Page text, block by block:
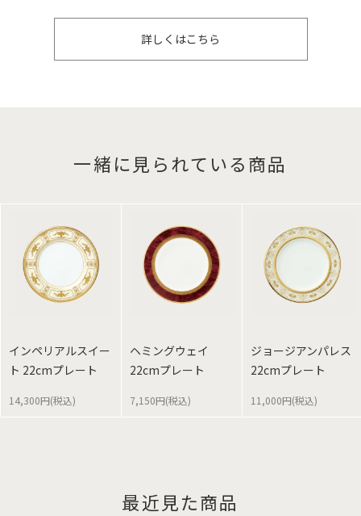
詳しくはこちら
一緒に見られている商品
インペリアルスイー
ト 22cmプレート
14,300円(税込)
ヘミングウェイ
22cmプレート
7,150円(税込)
ジョージアンパレス
22cmプレート
11,000円(税込)
最近見た商品